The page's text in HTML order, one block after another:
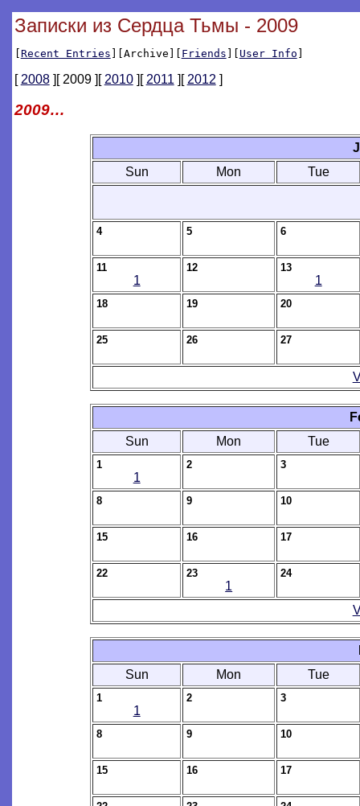
Записки из Сердца Тьмы - 2009
[Recent Entries ][Archive][ Friends ][ User Info ]
[ 2008][ 2009 ][ 2010][ 2011 ][ 2012 ]
2009…
Sun
Mon Tue
4 5 6
11
1
12 13
1
18 19 20
25 26 27
Sun
Mon Tue
1
1
2 3
8 9 10
15 16 17
22 23
1
24
Sun
Mon Tue
1
1
2 3
8 9 10
15 16 17